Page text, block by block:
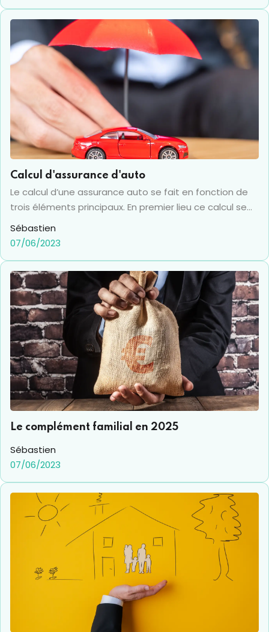
Calcul d'assurance d'auto
Le calcul d’une assurance auto se fait en fonction de
trois éléments principaux. En premier lieu ce calcul se
joue sur les garanties qui sont souscrites par le
propriétaire principal de la voiture, mais également par
Sébastien
07/06/2023
Le complément familial en 2025
Sébastien
07/06/2023